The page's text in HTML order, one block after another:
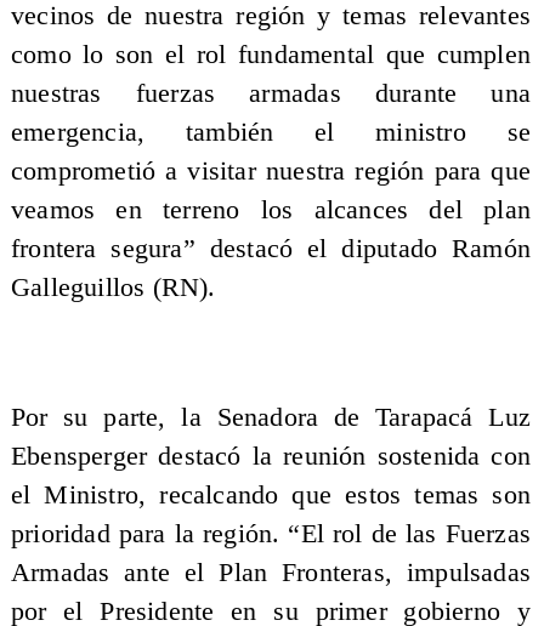
vecinos de nuestra región y temas relevantes
como lo son el rol fundamental que cumplen
nuestras fuerzas armadas durante una
emergencia, también el ministro se
comprometió a visitar nuestra región para que
veamos en terreno los alcances del plan
frontera segura” destacó el diputado Ramón
Galleguillos (RN).
Por su parte, la Senadora de Tarapacá Luz
Ebensperger destacó la reunión sostenida con
el Ministro, recalcando que estos temas son
prioridad para la región. “El rol de las Fuerzas
Armadas ante el Plan Fronteras, impulsadas
por el Presidente en su primer gobierno y